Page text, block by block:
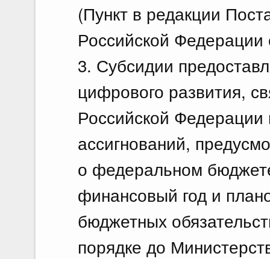
(Пункт в редакции
Российской
3. Субсидии
цифрового развития,
Российской
ассигнований,
о федеральном
финансовый год и
бюджетных
порядке до